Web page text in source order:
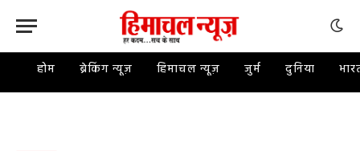
होम ब्रेकिंग न्यूज़ हिमाचल न्यूज़ जुर्म दुनिया